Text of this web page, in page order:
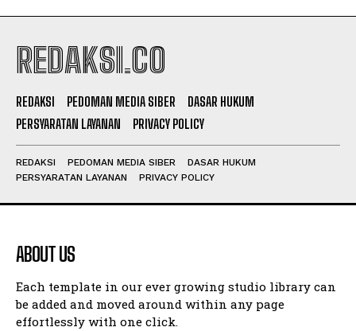
REDAKSI.CO
REDAKSI PEDOMAN MEDIA SIBER
DASAR HUKUM
PERSYARATAN LAYANAN
PRIVACY POLICY
REDAKSI PEDOMAN MEDIA SIBER
DASAR HUKUM
PERSYARATAN LAYANAN
PRIVACY POLICY
ABOUT US
Each template in our ever growing studio library can
be added and moved around within any page
effortlessly with one click.